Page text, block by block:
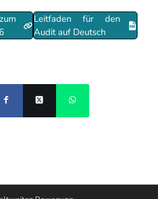
Leitfaden für den
Audit auf Deutsch